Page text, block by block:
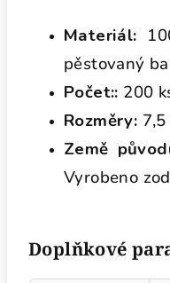
Materiál:
pěstovaný
Počet:: 200
Rozměry:
Země
Vyrobeno
Doplňkové